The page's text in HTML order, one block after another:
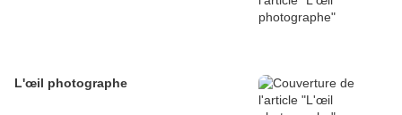
L'œil photographe